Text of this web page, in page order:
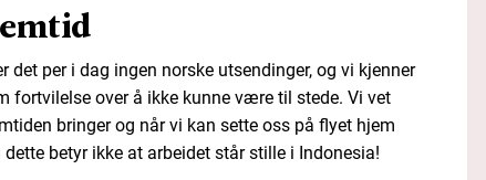
det per i dag ingen norske utsendinger, og vi kjenner
fortvilelse over å ikke kunne være til stede. Vi vet
bringer og når vi kan sette oss på flyet hjem
betyr ikke at arbeidet står stille i Indonesia!